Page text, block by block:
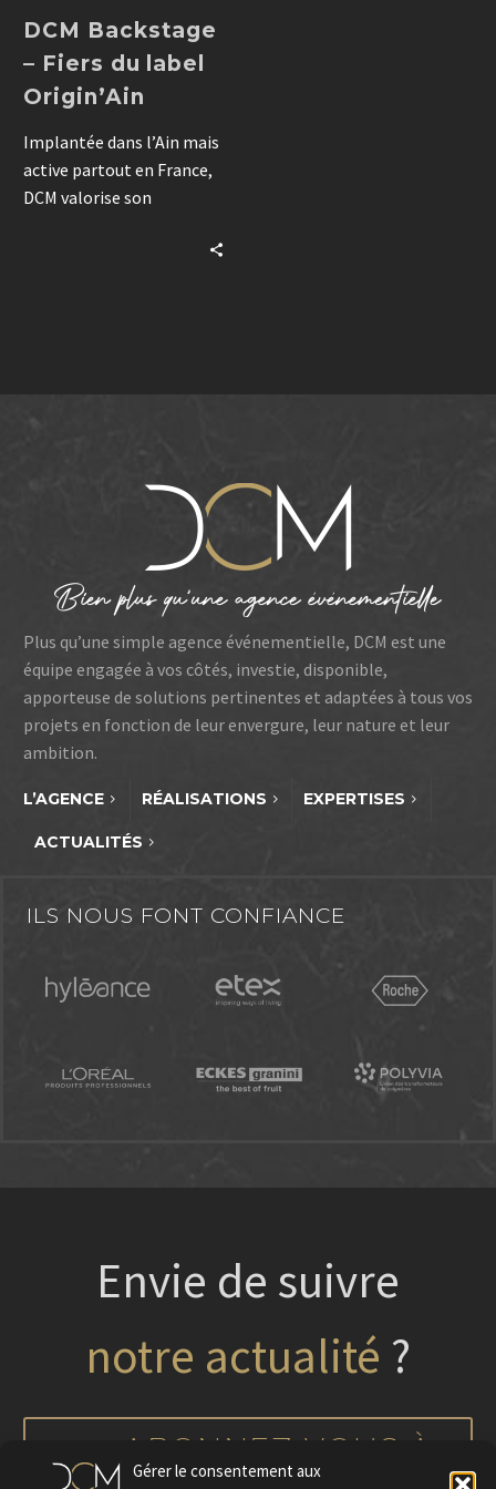
Gérer le consentement aux
DCM Backstage
– Fiers du label
Origin’Ain
Implantée dans l’Ain mais
active partout en France,
DCM valorise son
travers le label Origin’Ain.
Plus qu’une simple agence événementielle, DCM est une
équipe engagée à vos côtés, investie, disponible,
apporteuse de solutions pertinentes et adaptées à tous vos
projets en fonction de leur envergure, leur nature et leur
ambition.
L’AGENCE RÉALISATIONS EXPERTISES
ACTUALITÉS
ILS NOUS FONT CONFIANCE
Envie de suivre
notre actualité
nos projets ?
ABONNEZ-VOUS À